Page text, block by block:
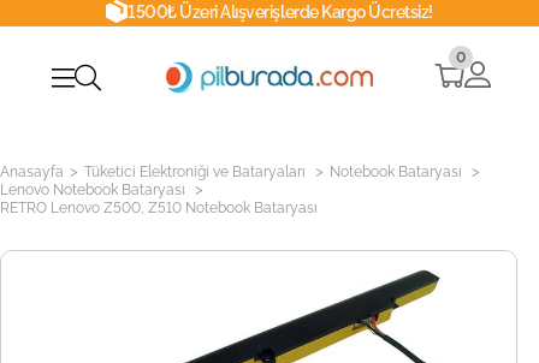
1500₺ Üzeri Alışverişlerde Kargo Ücretsiz!
0
Anasayfa > Tüketici Elektroniği ve Bataryaları > Notebook Bataryası >
Lenovo Notebook Bataryası >
RETRO Lenovo Z500, Z510 Notebook Bataryası